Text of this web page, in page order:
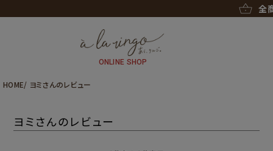
全商
ONLINE SHOP
HOME ヨミさんのレビュー
ヨミさんのレビュー